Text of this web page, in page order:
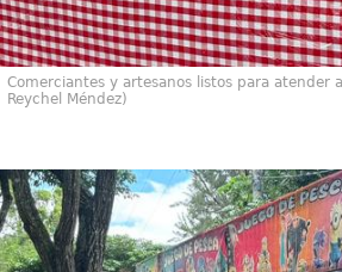
Comerciantes y artesanos listos para atender
Reychel Méndez)